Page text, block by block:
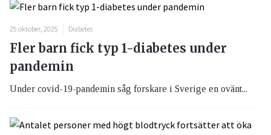
25 oktober, 2025 Diabetes
Fler barn fick typ 1-diabetes under
pandemin
Under covid-19-pandemin såg forskare i Sverige en ovänt...